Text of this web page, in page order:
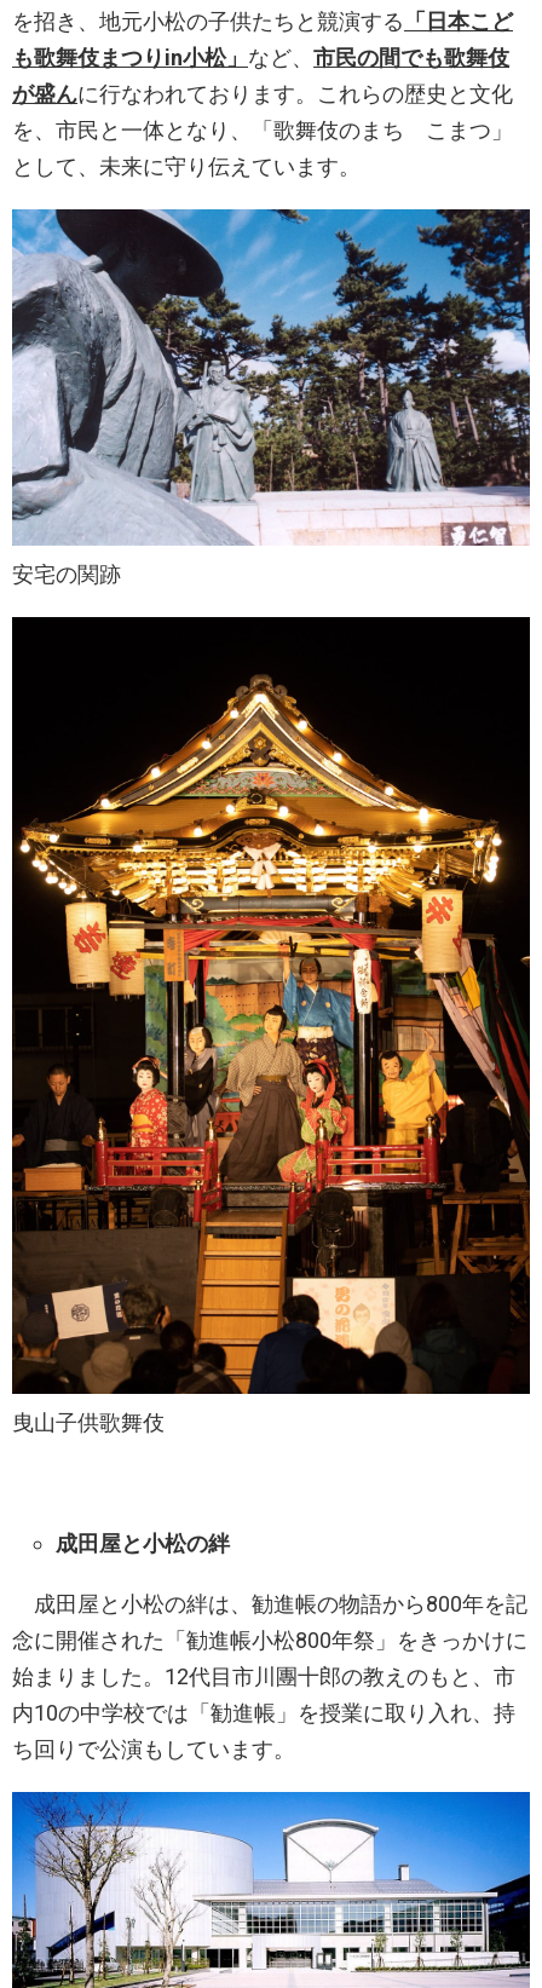
を招き、地元小松の子供たちと競演する 「日本こど
も歌舞伎まつりin小松」 など、 市民の間でも歌舞伎
が盛んに行なわれております。これらの歴史と文化
を、市民と一体となり、「歌舞伎のまち こまつ」
として、未来に守り伝えています。
安宅の関跡
曳山子供歌舞伎
成田屋と小松の絆
成田屋と小松の絆は、勧進帳の物語から800年を記
念に開催された「勧進帳小松800年祭」をきっかけに
始まりました。12代目市川團十郎の教えのもと、市
内10の中学校では「勧進帳」を授業に取り入れ、持
ち回りで公演もしています。